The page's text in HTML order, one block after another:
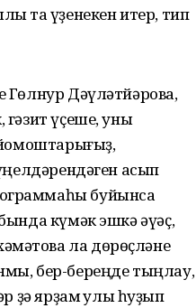
та үҙенекен итер, тип
Гөлнур Дәүләтйәрова,
гәзит үҫеше, уны
йомоштарығыҙ,
асып
буйынса
күмәк эшкә әүәҫ,
ла дөрөҫләне
бер-береңде тыңлау,
ҙә ярҙам ҡулы һуҙып